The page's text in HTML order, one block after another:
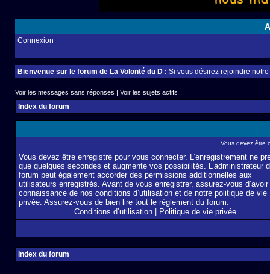
Connexion
Bienvenue sur le forum de La Volonté du D : Si vous désirez rejoindre
Voir les messages sans réponses | Voir les sujets actifs
Index du forum
Vous devez être
Vous devez être enregistré pour vous connecter. L’enregistrement ne
que quelques secondes et augmente vos possibilités. L’administrateur
forum peut également accorder des permissions additionnelles aux
utilisateurs enregistrés. Avant de vous enregistrer, assurez-vous
connaissance de nos conditions d’utilisation et de notre politique de vie
privée. Assurez-vous de bien lire tout le règlement du forum.
Conditions d’utilisation
Politique de vie privée
Index du forum